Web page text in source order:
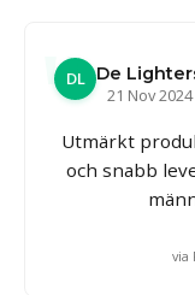
DL De
21 Nov 2024
Utmärkt
och snabb
via